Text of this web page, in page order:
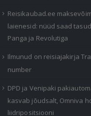
Reisikaubad.ee
laienesid: nüüd saad
Panga ja Revolutiga
Ilmunud on reisiajakirja
number
DPD ja Venipaki
kasvab jõudsalt, Omniva
liidripositsiooni